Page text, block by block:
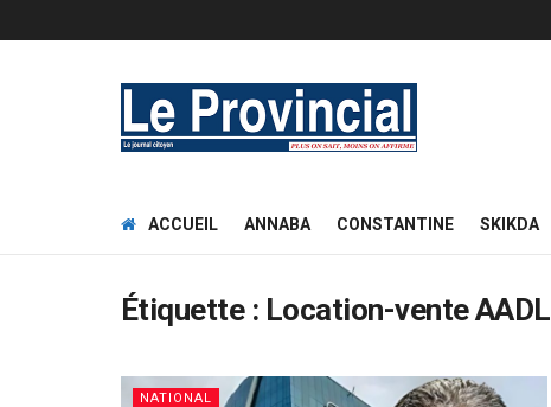
ACCUEIL ANNABA CONSTANTINE SKIKDA
Étiquette : Location-vente AADL
NATIONAL